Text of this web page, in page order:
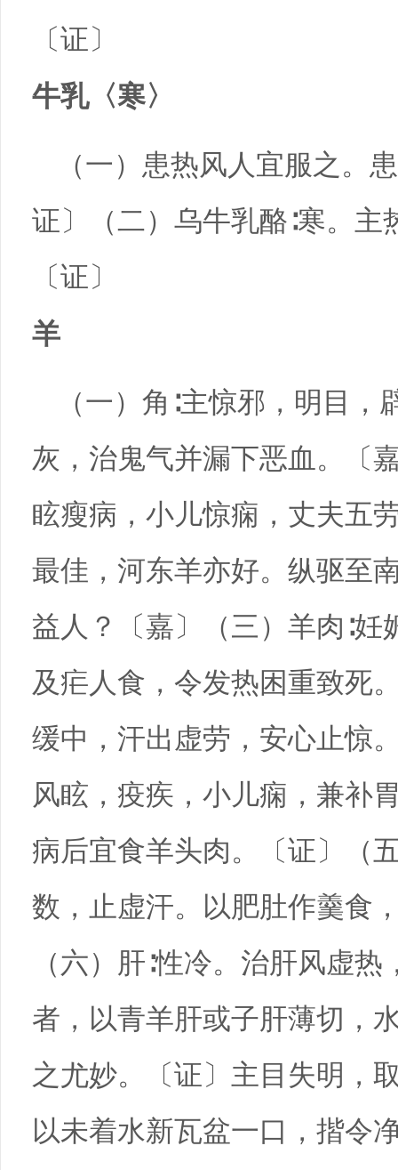
〔证〕
牛乳〈寒〉
（一）患热风人宜服之。
证〕（二）乌牛乳酪∶寒。
〔证〕
羊
（一）角∶主惊邪，明目
灰，治鬼气并漏下恶血。〔
眩瘦病，小儿惊痫，丈夫五
最佳，河东羊亦好。纵驱至
益人？〔嘉〕（三）羊肉∶
及疟人食，令发热困重致死
缓中，汗出虚劳，安心止惊
风眩，疫疾，小儿痫，兼补
病后宜食羊头肉。〔证〕（
数，止虚汗。以肥肚作羹食
（六）肝∶性冷。治肝风虚
者，以青羊肝或子肝薄切，
之尤妙。〔证〕主目失明，
以未着水新瓦盆一口，揩令